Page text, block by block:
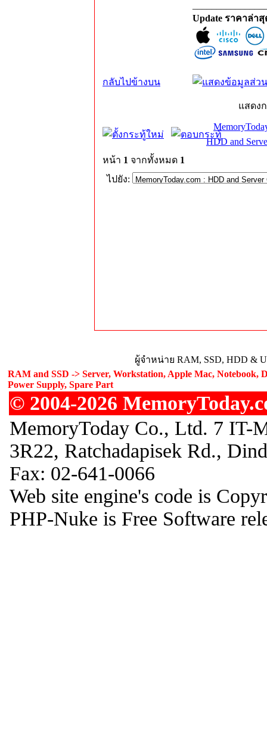
Update ราคาล่า
กลับไปข้างบน
แสดง
HDD and
หน้า 1 จากทั้งหมด 1
ไปยัง:
ผู้จำหน่าย RAM, SSD, HDD &
RAM and SSD -> Server, Workstation, Apple Mac, Notebook,
Power Supply, Spare Part
© 2004-2026
MemoryToday Co., Ltd. 7 IT-
3R22, Ratchadapisek Rd.,
Fax: 02-641-0066
Web site engine's code is
PHP-Nuke is Free Software